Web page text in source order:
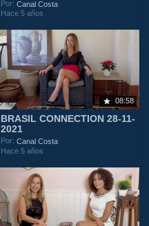
Por:Canal Costa
Hace 5 años
08:58
BRASIL CONNECTION 28-11-
2021
Por:Canal Costa
Hace 5 años